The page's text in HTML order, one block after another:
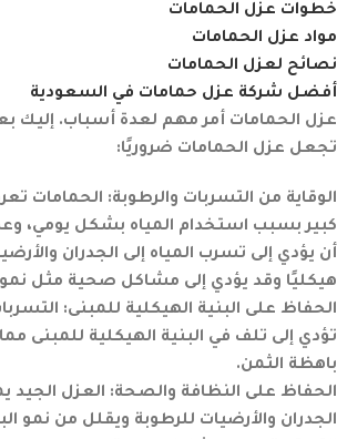
خطوات عزل الحمامات
مواد عزل الحمامات
نصائح لعزل الحمامات
أفضل شركة عزل حمامات في السعودية
عزل الحمامات أمر مهم لعدة أسباب. إليك
تجعل عزل الحمامات ضروريًا:
الوقاية من التسربات والرطوبة: الحمامات
كبير بسبب استخدام المياه بشكل يومي،
أن يؤدي إلى تسرب المياه إلى الجدران
هيكليًا وقد يؤدي إلى مشاكل صحية مثل نمو
الحفاظ على البنية الهيكلية للمبنى:
تؤدي إلى تلف في البنية الهيكلية للمبنى
باهظة الثمن.
الحفاظ على النظافة والصحة: العزل
الجدران والأرضيات للرطوبة ويقلل من نمو